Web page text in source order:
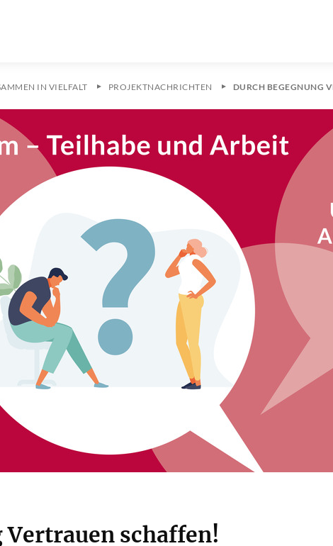
IN VIELFALT PROJEKTNACHRICHTEN DURCH BEGEGNUNG
Vertrauen schaffen!